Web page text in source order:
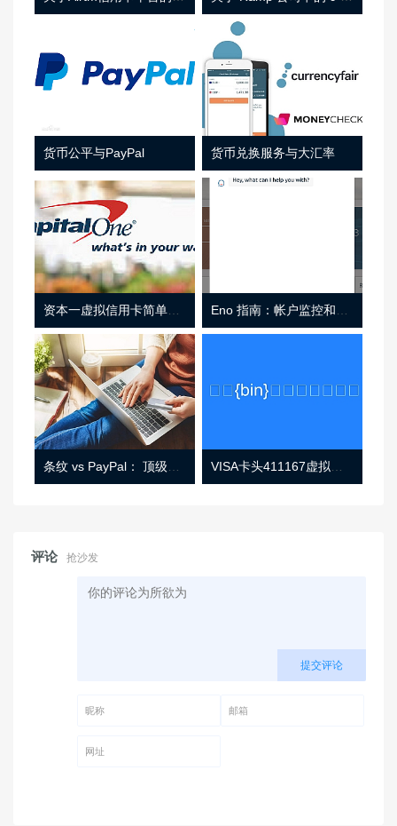
货币公平与PayPal 货币兑换服务与大汇率
资本一虚拟信用卡简单介绍
条纹 vs PayPal： 顶级功能， 定价 （和更多！ VISA卡头411167虚拟卡基础信息
评论 抢沙发
提交评论